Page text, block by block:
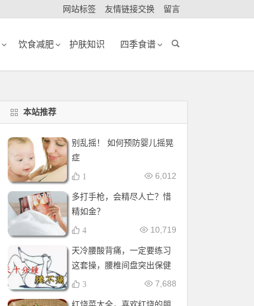
网站标签 友情链接交换 留言
饮食减肥 护肤知识 四季食谱
本站推荐
别乱摇！ 如何预防婴儿摇晃
症
6,012
1
多打手枪，会精尽人亡？惜
精如金？
10,719
4
天冷腰酸背痛，一定要练习
这套操，腰椎间盘突出保健
操，全套收好！每天十分钟
7,688
3